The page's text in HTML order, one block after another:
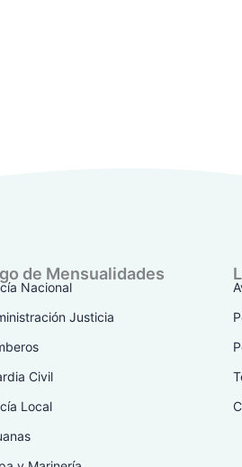
de Mensualidades
Nacional
Justicia
Civil
Local